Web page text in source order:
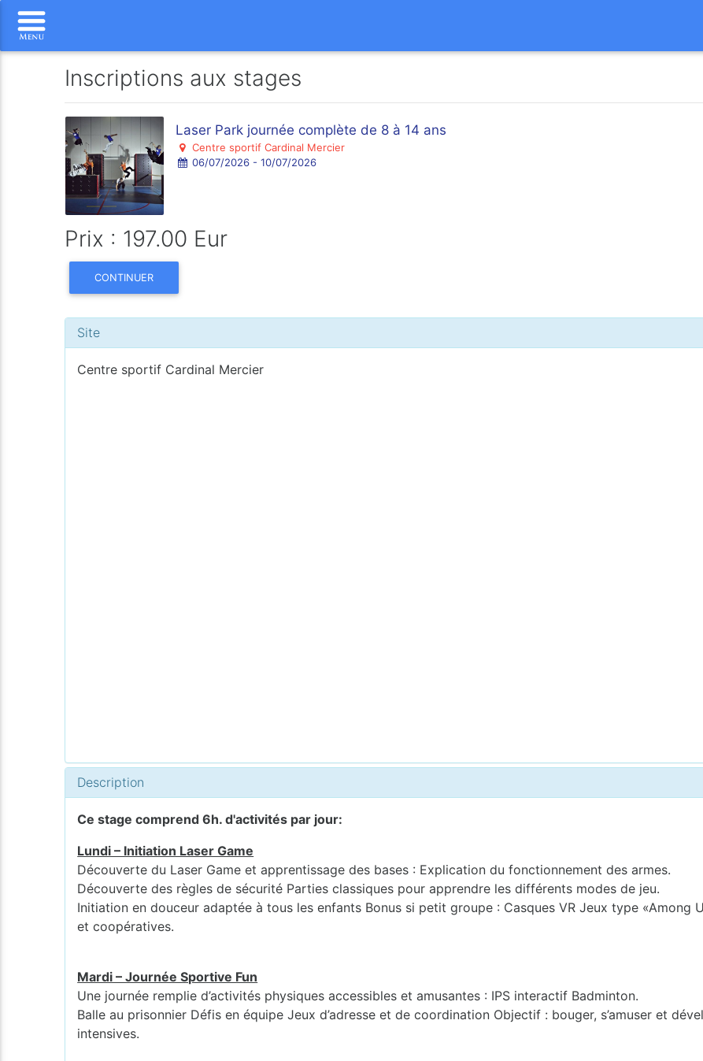
Inscriptions aux stages
Laser Park journée complète de 8 à 14 ans
Centre sportif Cardinal Mercier
06/07/2026 - 10/07/2026
Prix : 197.00 Eur
CONTINUER
Site
Centre sportif Cardinal Mercier
Description
Ce stage comprend 6h. d'activités par jour:
Lundi – Initiation Laser Game
Découverte du Laser Game et apprentissage des bases : Explication du fonctionnement des armes.
Découverte des règles de sécurité Parties classiques pour apprendre les différents modes de jeu.
Initiation en douceur adaptée à tous les enfants Bonus si petit groupe : Casques VR Jeux type «Among
et coopératives.
Mardi – Journée Sportive Fun
Une journée remplie d’activités physiques accessibles et amusantes : IPS interactif Badminton.
Balle au prisonnier Défis en équipe Jeux d’adresse et de coordination Objectif : bouger, s’amuser et
intensives.